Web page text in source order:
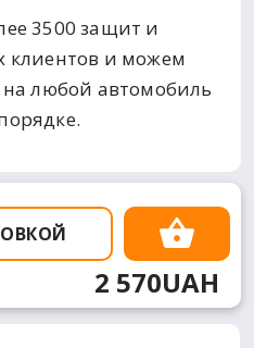
3500 защит и
клиентов и можем
на любой автомобиль
2 570UAH